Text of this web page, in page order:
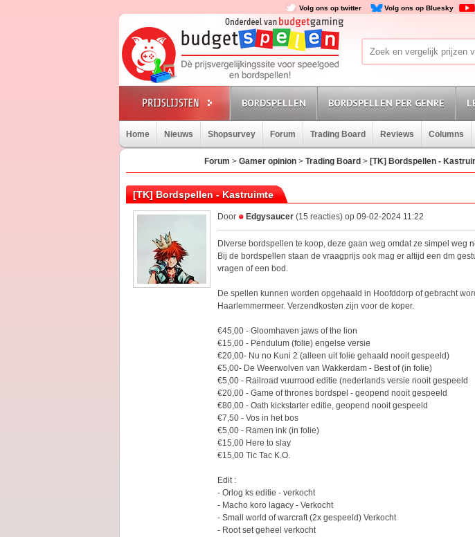
Volg ons op twitter Volg ons op Bluesky
BORDSPELLEN BORDSPELLEN PER GENRE
Home Nieuws Shopsurvey Forum Trading Board Reviews Columns
Forum > Gamer opinion> Trading Board > [TK] Bordspellen -
[TK] Bordspellen - Kastruimte
Door Edgysaucer (15 reacties) op 09-02-2024 11:22
DIverse bordspellen te koop, deze gaan weg omdat ze simpel weg
Bij de bordspellen staan de vraagprijs ook mag er altijd een dm
vragen of een bod.
De spellen kunnen worden opgehaald in Hoofddorp of gebracht
Haarlemmermeer. Verzendkosten zijn voor de koper.
€45,00 - Gloomhaven jaws of the lion
€15,00 - Pendulum (folie) engelse versie
€20,00- Nu no Kuni 2 (alleen uit folie gehaald nooit gespeeld)
€5,00- De Weerwolven van Wakkerdam - Best of (in folie)
€5,00 - Railroad vuurrood editie (nederlands versie nooit gespeeld
€20,00 - Game of thrones bordspel - geopend nooit gespeeld
€80,00 - Oath kickstarter editie, geopend nooit gespeeld
€7,50 - Vos in het bos
€5,00 - Ramen ink (in folie)
€15,00 Here to slay
€15,00 Tic Tac K.O.
Edit :
- Orlog ks editie - verkocht
- Macho koro lagacy - Verkocht
- Small world of warcraft (2x gespeeld) Verkocht
- Root set geheel verkocht